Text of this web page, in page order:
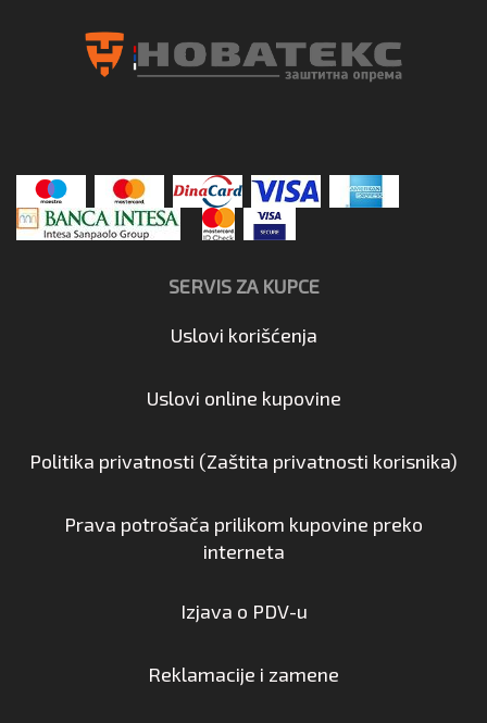
SERVIS ZA KUPCE
Uslovi korišćenja
Uslovi online kupovine
Politika privatnosti (Zaštita privatnosti korisnika)
Prava potrošača prilikom kupovine preko
interneta
Izjava o PDV-u
Reklamacije i zamene